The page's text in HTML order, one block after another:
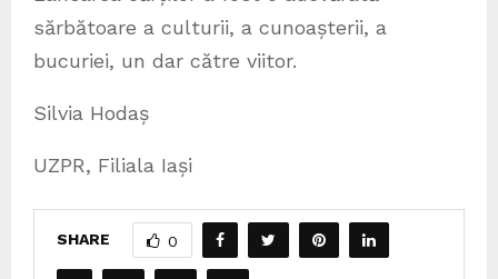
sărbătoare a culturii, a cunoașterii, a
bucuriei, un dar către viitor.
Silvia Hodaș
UZPR, Filiala Iași
SHARE 0